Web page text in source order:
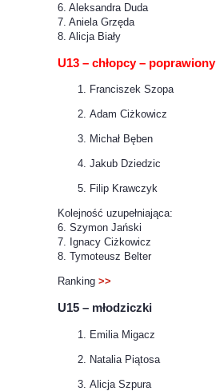
6. Aleksandra Duda
7. Aniela Grzęda
8. Alicja Biały
U13 – chłopcy – poprawiony
Franciszek Szopa
Adam Ciżkowicz
Michał Bęben
Jakub Dziedzic
Filip Krawczyk
Kolejność uzupełniająca:
6. Szymon Jański
7. Ignacy Ciżkowicz
8. Tymoteusz Belter
Ranking >>
U15 – młodziczki
Emilia Migacz
Natalia Piątosa
Alicja Szpura